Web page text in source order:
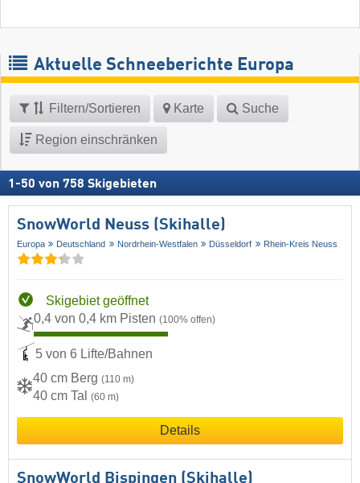
Aktuelle Schneeberichte Europa
Filtern/Sortieren Karte Suche
Region einschränken
1 -50 von 758 Skigebieten
SnowWorld Neuss (Skihalle)
Europa Deutschland Nordrhein-Westfalen Düsseldorf Rhein-Kreis Neuss
Skigebiet geöffnet
0,4 von 0,4 km Pisten (100% offen)
5 von 6 Lifte/Bahnen
40 cm Berg (110 m)
40 cm Tal (60 m)
Details
SnowWorld Bispingen (Skihalle)